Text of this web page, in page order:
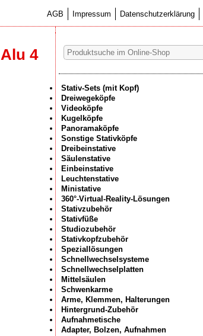
AGB Impressum Datenschutzerklärung
4
Stativ-Sets (mit Kopf)
Dreiwegeköpfe
Videoköpfe
Kugelköpfe
Panoramaköpfe
Sonstige Stativköpfe
Dreibeinstative
Säulenstative
Einbeinstative
Leuchtenstative
Ministative
360°-Virtual-Reality-Lösungen
Stativzubehör
Stativfüße
Studiozubehör
Stativkopfzubehör
Speziallösungen
Schnellwechselsysteme
Schnellwechselplatten
Mittelsäulen
Schwenkarme
Arme, Klemmen, Halterungen
Hintergrund-Zubehör
Aufnahmetische
Adapter, Bolzen, Aufnahmen